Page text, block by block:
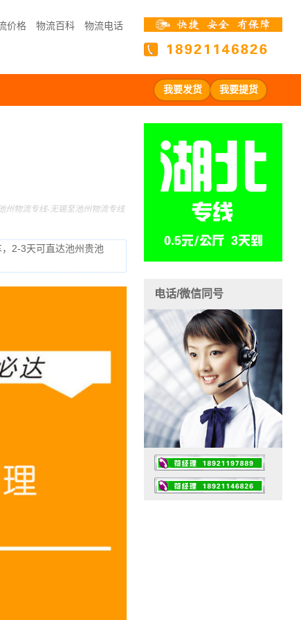
价格 物流百科 物流电话
我要发货 我要提货
州物流专线-无锡至池州物流专线
2-3天可直达池州贵池
电话/微信同号